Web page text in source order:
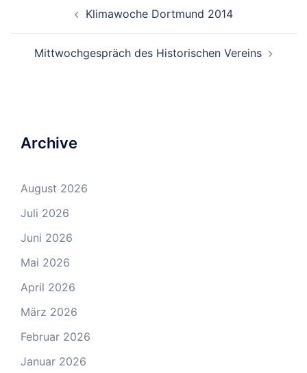
NavigationKlimawoche Dortmund 2014
Mittwochgespräch des Historischen Vereins
Archive
August 2026
Juli 2026
Juni 2026
Mai 2026
April 2026
März 2026
Februar 2026
Januar 2026